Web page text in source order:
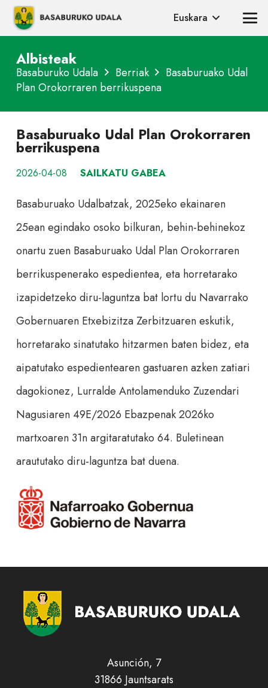
Euskara
Albisteak
Basaburuko Udala Berriak
Basaburuako Udal
Plan Orokorraren berrikuspena
Basaburuako Udal Plan Orokorraren
berrikuspena
2026-04-08 SAILKATU GABEA
Basaburuako Udalbatzak, 2025eko ekainaren
25ean egindako osoko bilkuran, behin-behinekoz
onartu zuen Basaburuako Udal Plan Orokorraren
berrikuspenerako espedientea, eta horretarako
izapidetzeko diru-laguntza bat lortu du Navarrako
Gobernuaren Etxebizitza Zerbitzuaren eskutik,
horretarako sinatutako hitzarmen baten bidez, eta
aipatutako espedientearen gastuaren azken zatiari
dagokionez, Lurralde Antolamenduko Zuzendari
Nagusiaren 49E/2026 Ebazpenak 2026ko
martxoaren 31n argitaratutako 64. Buletinean
araututako diru-laguntza bat duena.
Asunción, 7
31866 Jauntsarats